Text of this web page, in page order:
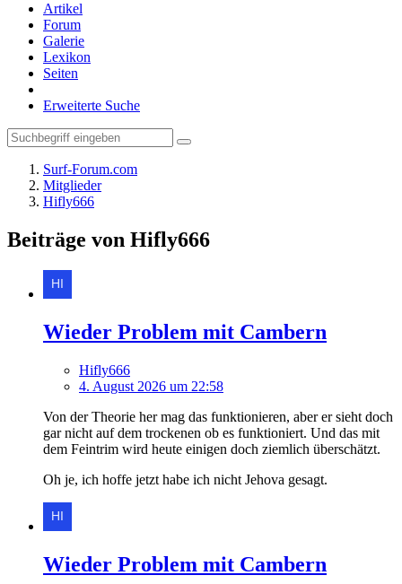
Artikel
Forum
Galerie
Lexikon
Seiten
Erweiterte Suche
Surf-Forum.com
Mitglieder
Hifly666
Beiträge von Hifly666
Wieder Problem mit Cambern
Hifly666
4. August 2026 um 22:58
Von der Theorie her mag das funktionieren, aber er sieht doch
gar nicht auf dem trockenen ob es funktioniert. Und das mit
dem Feintrim wird heute einigen doch ziemlich überschätzt.
Oh je, ich hoffe jetzt habe ich nicht Jehova gesagt.
Wieder Problem mit Cambern